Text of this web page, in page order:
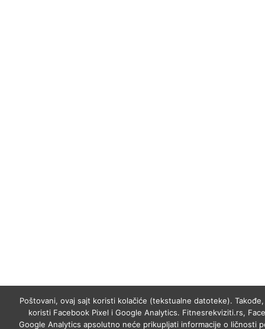
Poštovani, ovaj sajt koristi kolačiće (tekstualne datoteke).
koristi Facebook Pixel i Google Analytics. Fitnesrekviziti.rs,
Google Analytics apsolutno neće prikupljati informacije o ličnosti